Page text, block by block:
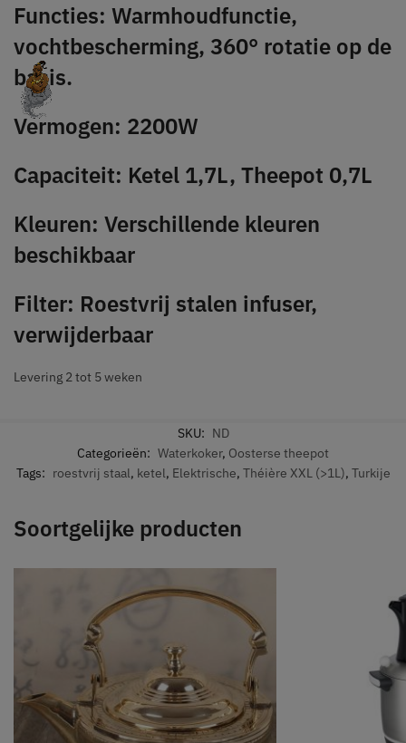
Functies: Warmhoudfunctie,
vochtbescherming, 360° rotatie op de
basis.
Vermogen: 2200W
Capaciteit: Ketel 1,7L, Theepot 0,7L
Kleuren: Verschillende kleuren
beschikbaar
Filter: Roestvrij stalen infuser,
verwijderbaar
Levering 2 tot 5 weken
SKU: ND
Categorieën: Waterkoker, Oosterse theepot
Tags: roestvrij staal, ketel, Elektrische, Théière XXL (>1L), Turkije
Soortgelijke producten